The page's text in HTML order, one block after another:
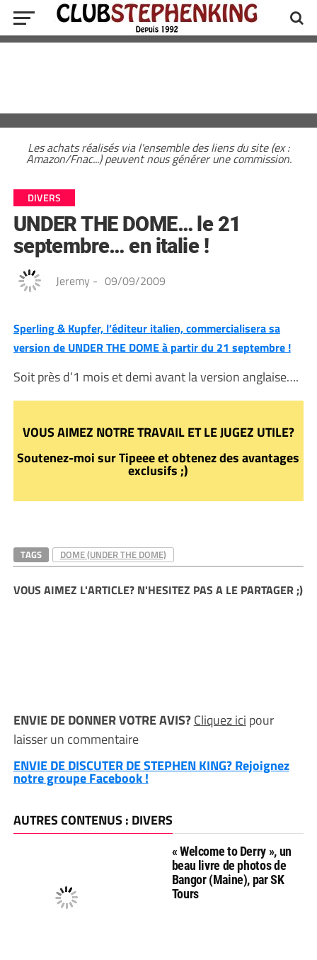
Les achats réalisés via l'ensemble des liens du site (ex :
Amazon/Fnac...) peuvent nous générer une commission.
DIVERS
UNDER THE DOME… le 21
septembre… en italie !
Jeremy - 09/09/2009
Sperling & Kupfer, l’éditeur italien, commercialisera sa
version de UNDER THE DOME à partir du 21 septembre !
Soit près d’1 mois et demi avant la version anglaise….
VOUS AIMEZ NOTRE TRAVAIL ET LE JUGEZ UTILE?
Soutenez-moi sur Tipeee et obtenez des avantages
exclusifs ;)
TAGS DOME (UNDER THE DOME)
VOUS AIMEZ L'ARTICLE? N'HESITEZ PAS A LE PARTAGER ;)
ENVIE DE DONNER VOTRE AVIS?Cliquez ici pour
laisser un commentaire
ENVIE DE DISCUTER DE STEPHEN KING? Rejoignez
notre groupe Facebook !
AUTRES CONTENUS : DIVERS
« Welcome to Derry », un
beau livre de photos de
Bangor (Maine), par SK
Tours